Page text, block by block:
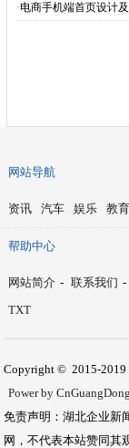
·电商手机端首页设计
网站导航
资讯 汽车 娱乐 教育
帮助中心
网站简介 - 联系我们 -
TXT
Copyright © 2015-2019
Power by
免责声明：湖北企业新
网，不代表本站赞同其